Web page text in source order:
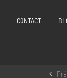
CONTACT